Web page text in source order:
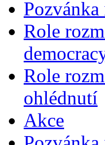
Role
Role
ohlédnutí
Akce